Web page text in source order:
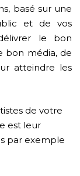
basé sur une
et de vos
le bon
bon média, de
atteindre les
de votre
est leur
par exemple